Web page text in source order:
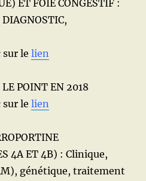
ET FOIE CONGESTIF :
DIAGNOSTIC,
sur lelien
POINT EN 2018
sur lelien
4A ET 4B) : Clinique,
génétique, traitement